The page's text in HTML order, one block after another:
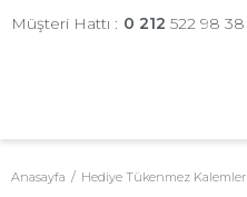
Müşteri Hattı : 0 212 522 98 38
Anasayfa Hediye Tükenmez Kalemler